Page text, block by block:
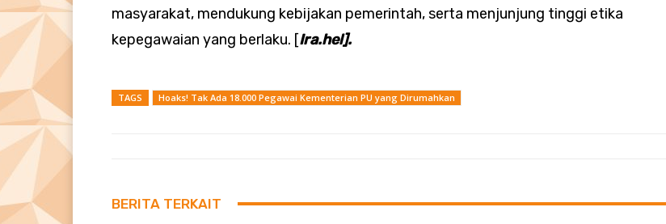
masyarakat, mendukung kebijakan pemerintah, serta menjunjung tinggi etika
kepegawaian yang berlaku. [Ira.hel].
TAGS Hoaks! Tak Ada 18.000 Pegawai Kementerian PU yang Dirumahkan
BERITA TERKAIT